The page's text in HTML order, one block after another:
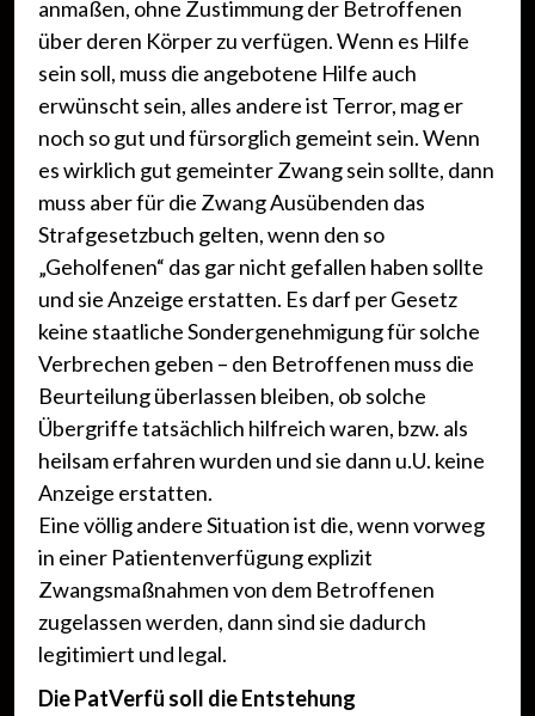
anmaßen, ohne Zustimmung der Betroffenen
über deren Körper zu verfügen. Wenn es Hilfe
sein soll, muss die angebotene Hilfe auch
erwünscht sein, alles andere ist Terror, mag er
noch so gut und fürsorglich gemeint sein. Wenn
es wirklich gut gemeinter Zwang sein sollte, dann
muss aber für die Zwang Ausübenden das
Strafgesetzbuch gelten, wenn den so
„Geholfenen“ das gar nicht gefallen haben sollte
und sie Anzeige erstatten. Es darf per Gesetz
keine staatliche Sondergenehmigung für solche
Verbrechen geben – den Betroffenen muss die
Beurteilung überlassen bleiben, ob solche
Übergriffe tatsächlich hilfreich waren, bzw. als
heilsam erfahren wurden und sie dann u.U. keine
Anzeige erstatten.
Eine völlig andere Situation ist die, wenn vorweg
in einer Patientenverfügung explizit
Zwangsmaßnahmen von dem Betroffenen
zugelassen werden, dann sind sie dadurch
legitimiert und legal.
Die PatVerfü soll die Entstehung